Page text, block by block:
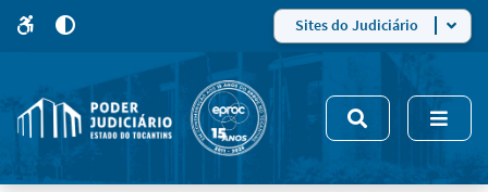
para
site
5
modo
de
alto
Sites do Judiciário